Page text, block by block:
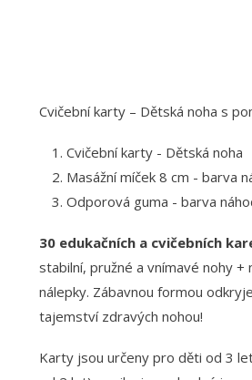
Cvičební karty – Dětská noha s
Cvičební karty - Dětská noha
Masážní míček 8 cm - barva
Odporová guma - barva
30 edukačních a cvičebních
stabilní, pružné a vnímavé nohy +
nálepky. Zábavnou formou
tajemství zdravých nohou!
Karty jsou určeny pro děti od 3